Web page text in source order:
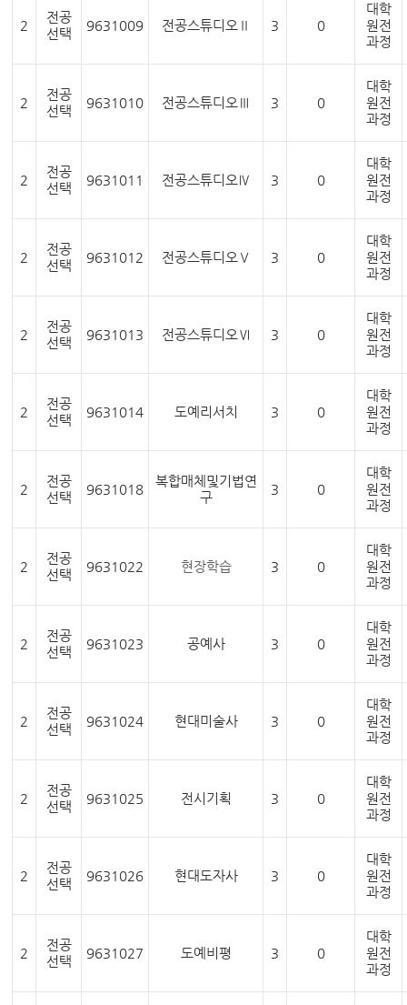
2
전공
선택
9631009 전공스튜디오Ⅱ 3 0
대학
원전
과정
2
전공
선택
9631010 전공스튜디오Ⅲ 3 0
대학
원전
과정
2
전공
선택
9631011 전공스튜디오Ⅳ 3 0
대학
원전
과정
2
전공
선택
9631012 전공스튜디오Ⅴ 3 0
대학
원전
과정
2
전공
선택
9631013 전공스튜디오Ⅵ 3 0
대학
원전
과정
2
전공
선택
9631014 도예리서치 3 0
대학
원전
과정
2
전공
선택
9631018
복합매체및기법연
구
3 0
대학
원전
과정
2
전공
선택
9631022 현장학습 3 0
대학
원전
과정
2
전공
선택
9631023 공예사 3 0
대학
원전
과정
2
전공
선택
9631024 현대미술사 3 0
대학
원전
과정
2
전공
선택
9631025 전시기획 3 0
대학
원전
과정
2
전공
선택
9631026 현대도자사 3 0
대학
원전
과정
2
전공
선택
9631027 도예비평 3 0
대학
원전
과정